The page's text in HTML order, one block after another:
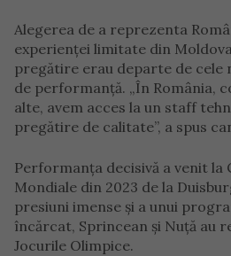
Alegerea de a reprezenta
experienței limitate din
pregătire erau departe de cele
de performanță. „În România,
alte, avem acces la un staff
pregătire de calitate”, a spus
Performanța decisivă a venit la
Mondiale din 2023 de la
presiuni imense și a unui
încărcat, Sprincean și Nuță au
Jocurile Olimpice.